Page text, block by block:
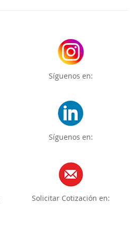
Síguenos en:
Síguenos en:
Solicitar Cotización en: